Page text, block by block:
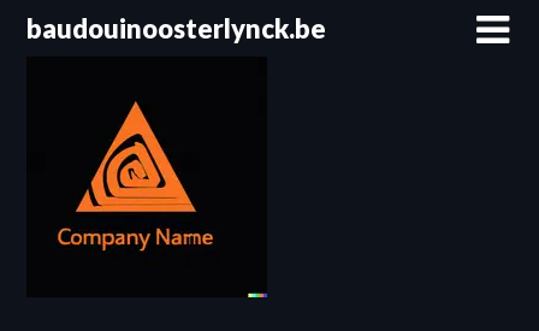
Passerbaudouinoosterlynck.be